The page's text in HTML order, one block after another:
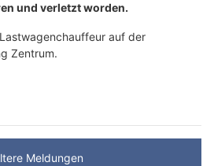
und verletzt worden.
auf der
Zentrum.
Meldungen